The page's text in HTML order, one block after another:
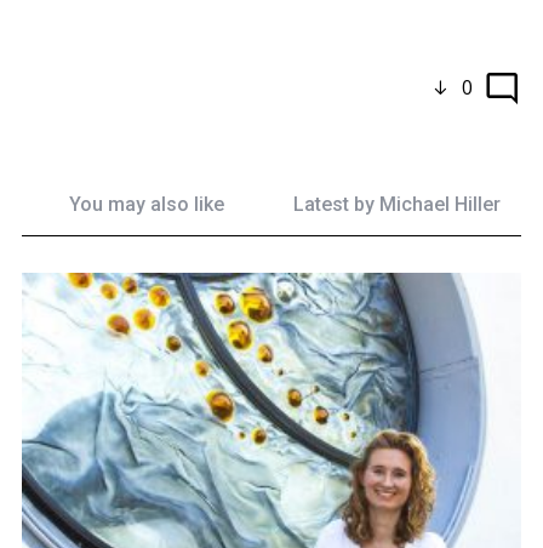
0
You may also like Latest by Michael Hiller